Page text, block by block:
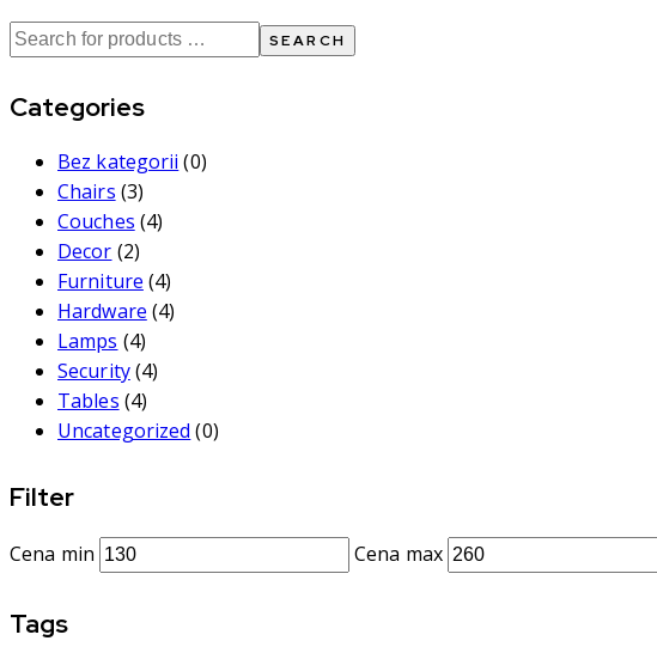
SEARCH
Categories
Bez kategorii (0)
Chairs (3)
Couches (4)
Decor (2)
Furniture (4)
Hardware (4)
Lamps (4)
Security(4)
Tables (4)
Uncategorized (0)
Filter
Cena min Cena max
Tags